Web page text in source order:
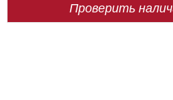
Проверить